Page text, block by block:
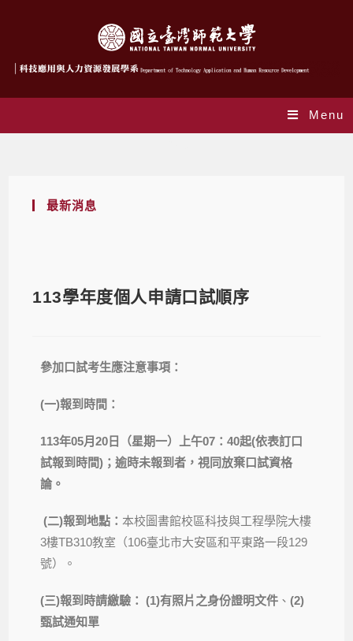
Menu
最新消息
113學年度個人申請口試順序
參加口試考生應注意事項：
(一)報到時間：
113年05月20 日（星期一）上午07 ：40起(依表訂口
試報到時間) ；逾時未報到者，視同放棄口試資格
論。
(二)報到地點：本校圖書館校區科技與工程學院大樓
3樓TB310教室（106臺北市大安區和平東路一段129
號）。
(三)報到時請繳驗： (1)有照片之身份證明文件 、(2)
甄試通知單